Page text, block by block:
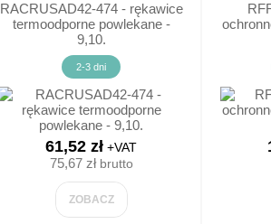
PACHOŁEK DROGOWY
ZNAKI DROGOWE
LAMPY/KOGUTY
ZAPORY DROGOWE
RACRUSAD42-474 - rękawice
termoodporne powlekane -
9,10.
2-3 dni
61,52 zł +VAT
75,67 złbrutto
ZOBACZ